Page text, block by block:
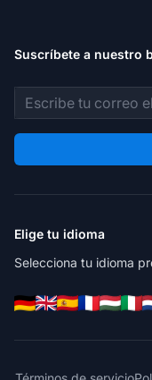
Suscríbete a nuestro
Dirección de
Elige tu idioma
Selecciona tu idioma